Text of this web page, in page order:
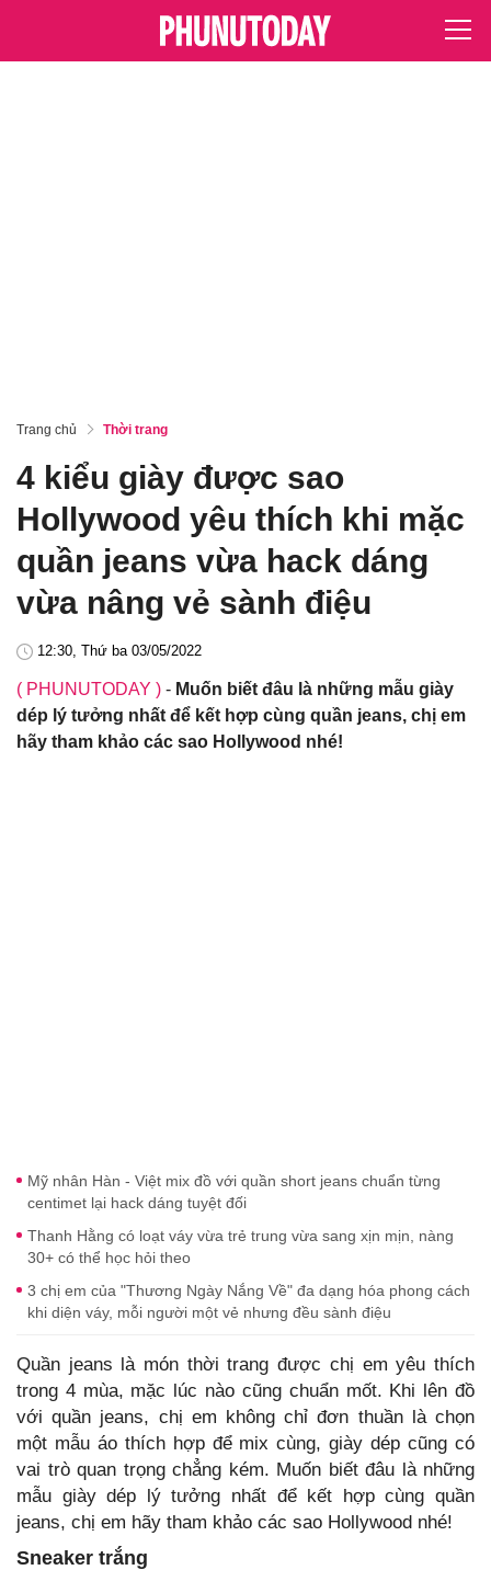
Trang chủ Thời trang
4 kiểu giày được sao
Hollywood yêu thích khi mặc
quần jeans vừa hack dáng
vừa nâng vẻ sành điệu
12:30, Thứ ba 03/05/2022
( PHUNUTODAY ) - Muốn biết đâu là những mẫu giày
dép lý tưởng nhất để kết hợp cùng quần jeans, chị em
hãy tham khảo các sao Hollywood nhé!
Mỹ nhân Hàn - Việt mix đồ với quần short jeans chuẩn từng
centimet lại hack dáng tuyệt đối
Thanh Hằng có loạt váy vừa trẻ trung vừa sang xịn mịn, nàng
30+ có thể học hỏi theo
3 chị em của "Thương Ngày Nắng Về" đa dạng hóa phong cách
khi diện váy, mỗi người một vẻ nhưng đều sành điệu
Quần jeans là món thời trang được chị em yêu thích
trong 4 mùa, mặc lúc nào cũng chuẩn mốt. Khi lên đồ
với quần jeans, chị em không chỉ đơn thuần là chọn
một mẫu áo thích hợp để mix cùng, giày dép cũng có
vai trò quan trọng chẳng kém. Muốn biết đâu là những
mẫu giày dép lý tưởng nhất để kết hợp cùng quần
jeans, chị em hãy tham khảo các sao Hollywood nhé!
Sneaker trắng